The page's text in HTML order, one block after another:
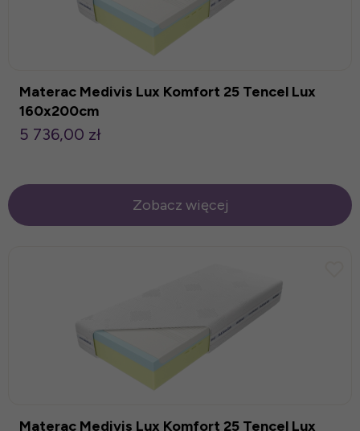
Materac Medivis Lux Komfort 25 Tencel Lux
160x200cm
5 736,00 zł
Zobacz więcej
Materac Medivis Lux Komfort 25 Tencel Lux